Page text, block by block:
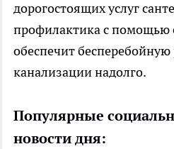
дорогостоящих услуг
профилактика с помощью
обеспечит
канализации надолго.
Популярные
новости дня: